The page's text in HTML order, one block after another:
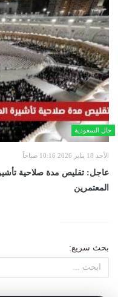
حال السعودية
الأحد 18 يناير 2026 10:16 صباحاً
المعتمرين
بحث سريع: